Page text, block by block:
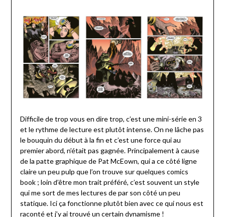
Difficile de trop vous en dire trop, c’est une mini-série en 3
et le rythme de lecture est plutôt intense. On ne lâche pas
le bouquin du début à la fin et c’est une force qui au
premier abord, n’était pas gagnée. Principalement à cause
de la patte graphique de Pat McEown, qui a ce côté ligne
claire un peu pulp que l’on trouve sur quelques comics
book ; loin d’être mon trait préféré, c’est souvent un style
qui me sort de mes lectures de par son côté un peu
statique. Ici ça fonctionne plutôt bien avec ce qui nous est
raconté et j’y ai trouvé un certain dynamisme !